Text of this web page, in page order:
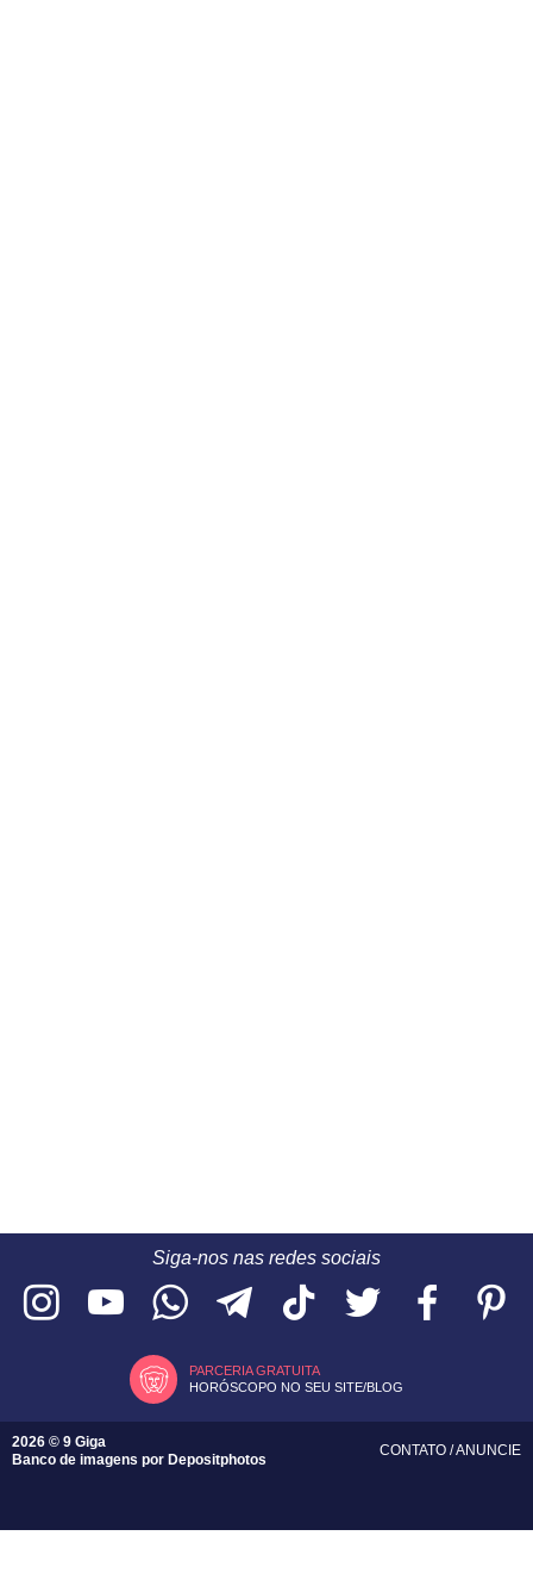
Siga-nos nas redes sociais
PARCERIA GRATUITA
HORÓSCOPO NO SEU SITE/BLOG
2026 © 9 Giga
Banco de imagens por Depositphotos
CONTATO /ANUNCIE